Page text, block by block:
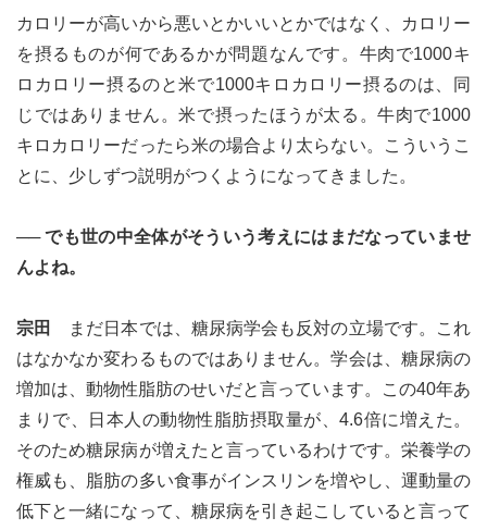
カロリーが高いから悪いとかいいとかではなく、カロリー
を摂るものが何であるかが問題なんです。牛肉で1000キ
ロカロリー摂るのと米で1000キロカロリー摂るのは、同
じではありません。米で摂ったほうが太る。牛肉で1000
キロカロリーだったら米の場合より太らない。こういうこ
とに、少しずつ説明がつくようになってきました。
── でも世の中全体がそういう考えにはまだなっていませ
んよね。
宗田
まだ日本では、糖尿病学会も反対の立場です。これ
はなかなか変わるものではありません。学会は、糖尿病の
増加は、動物性脂肪のせいだと言っています。この40年あ
まりで、日本人の動物性脂肪摂取量が、4.6倍に増えた。
そのため糖尿病が増えたと言っているわけです。栄養学の
権威も、脂肪の多い食事がインスリンを増やし、運動量の
低下と一緒になって、糖尿病を引き起こしていると言って